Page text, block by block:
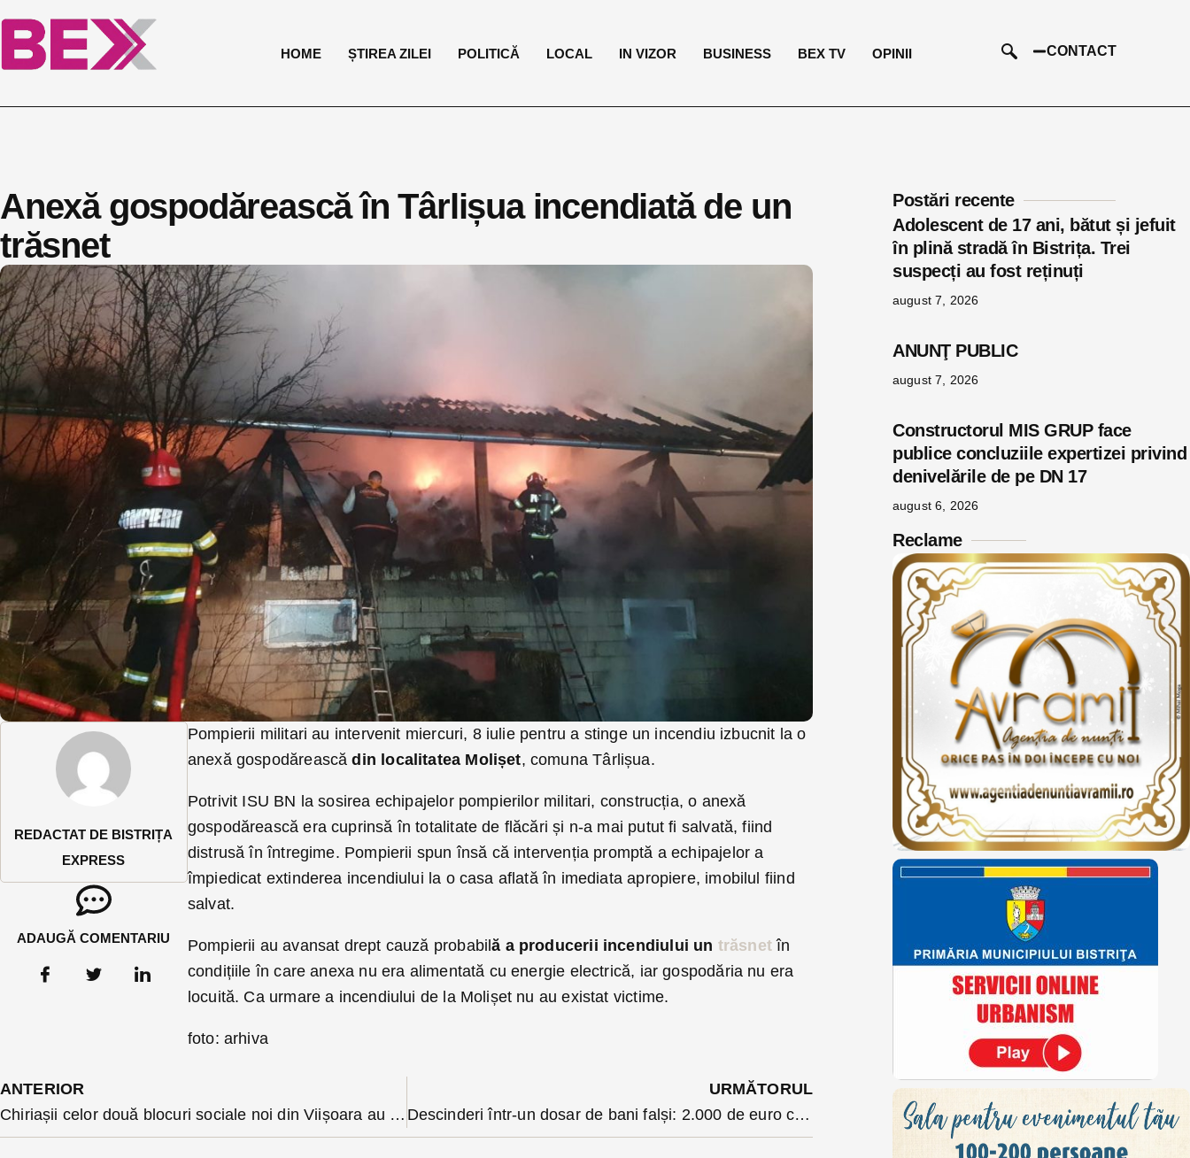
HOME ȘTIREA ZILEI POLITICĂ LOCAL IN VIZOR BUSINESS BEX TV OPINII CONTACT
Anexă gospodărească în Târlișua incendiată de un
trăsnet
REDACTAT DE BISTRIȚA
EXPRESS
ADAUGĂ COMENTARIU
Pompierii militari au intervenit miercuri, 8 iulie pentru a stinge un incendiu izbucnit la o
anexă gospodăreascădin localitatea Molișet, comuna Târlișua.
Potrivit ISU BN la sosirea echipajelor pompierilor militari, construcția, o anexă
gospodărească era cuprinsă în totalitate de flăcări și n-a mai putut fi salvată, fiind
distrusă în întregime. Pompierii spun însă că intervenția promptă a echipajelor a
împiedicat extinderea incendiului la o casa aflată în imediata apropiere, imobilul fiind
salvat.
Pompierii au avansat drept cauză probabilă a producerii incendiului un trăsnetîn
condițiile în care anexa nu era alimentată cu energie electrică, iar gospodăria nu era
locuită. Ca urmare a incendiului de la Molișet nu au existat victime.
foto: arhiva
ANTERIOR
Chiriașii celor două blocuri sociale noi din Viișoara au primit cheile. Ce le-a cerut primarul Lazany?
URMĂTORUL
Descinderi într-un dosar de bani falși: 2.000 de euro contrafăcuți au fost puși în circulație în Năsăud
Postări recente
Adolescent de 17 ani, bătut și jefuit
în plină stradă în Bistrița. Trei
suspecți au fost reținuți
august 7, 2026
ANUNŢ PUBLIC
august 7, 2026
Constructorul MIS GRUP face
publice concluziile expertizei privind
denivelările de pe DN 17
august 6, 2026
Reclame